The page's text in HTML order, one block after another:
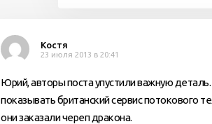
Костя
23 июля 2013 в 20:41
Юрий, авторы поста упустили важную
показывать британский сервис потокового
они заказали череп дракона.